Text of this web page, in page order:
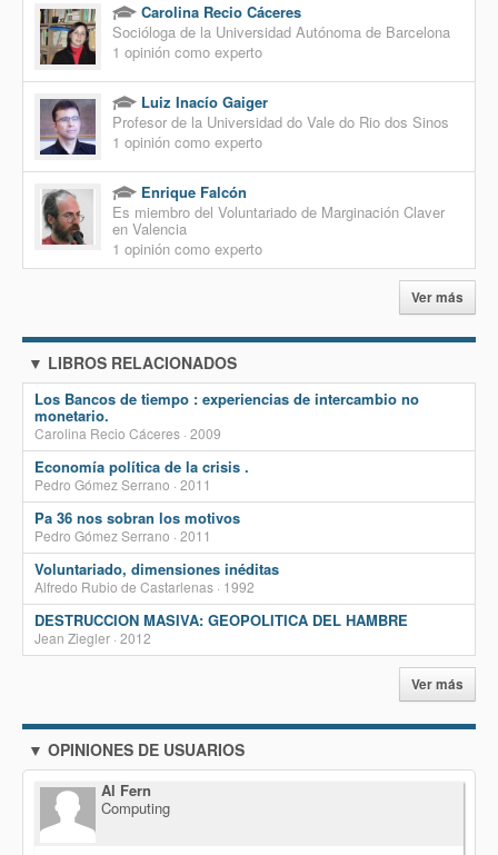
Carolina Recio Cáceres
Socióloga de la Universidad Autónoma de Barcelona
1 opinión como experto
Luiz Inacío Gaiger
Profesor de la Universidad do Vale do Rio dos Sinos
1 opinión como experto
Enrique Falcón
Es miembro del Voluntariado de Marginación Claver
en Valencia
1 opinión como experto
Ver más
▼ LIBROS RELACIONADOS
Los Bancos de tiempo : experiencias de intercambio no
monetario.
Carolina Recio Cáceres · 2009
Economía política de la crisis .
Pedro Gómez Serrano · 2011
Pa 36 nos sobran los motivos
Pedro Gómez Serrano · 2011
Voluntariado, dimensiones inéditas
Alfredo Rubio de Castarlenas · 1992
DESTRUCCION MASIVA: GEOPOLITICA DEL HAMBRE
Jean Ziegler · 2012
Ver más
▼ OPINIONES DE USUARIOS
Al Fern
Computing